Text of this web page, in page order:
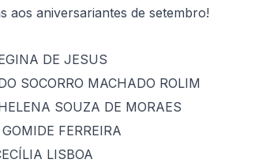
aos aniversariantes de setembro!
DE JESUS
SOCORRO MACHADO ROLIM
SOUZA DE MORAES
FERREIRA
LISBOA